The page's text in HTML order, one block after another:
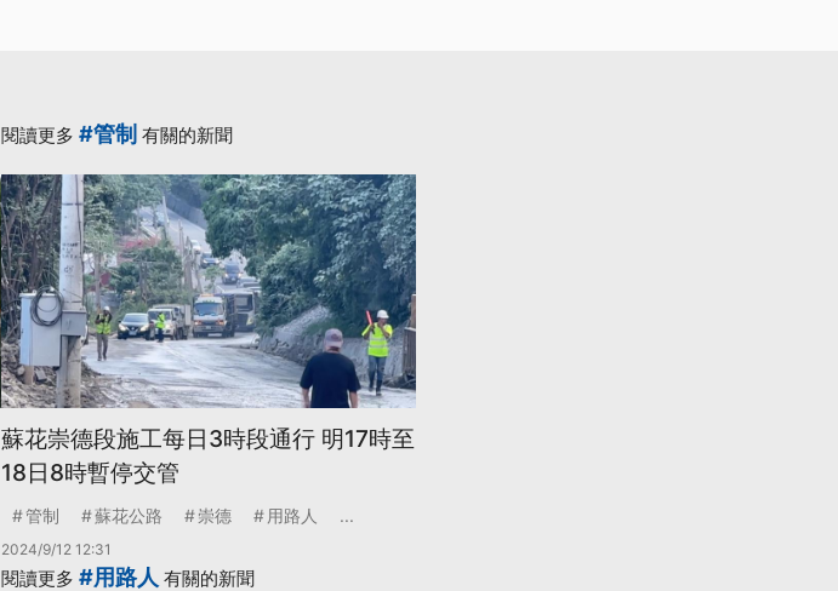
閱讀更多 #管制 有關的新聞
蘇花崇德段施工每日3時段通行 明17時至
18日8時暫停交管
管制 蘇花公路 崇德 用路人 ...
2024/9/12 12:31
閱讀更多 #用路人 有關的新聞